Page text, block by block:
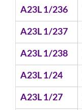
A23L 1/236
A23L 1/237
A23L 1/238
A23L 1/24
A23L 1/27